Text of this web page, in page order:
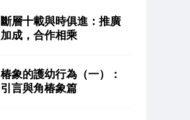
斷層十載與時俱進：推廣
加成，合作相乘
椿象的護幼行為（一）：
引言與角椿象篇